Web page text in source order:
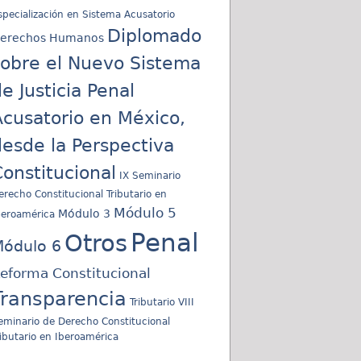
en Sistema Acusatorio
Humanos Diplomado
el Nuevo Sistema
Justicia Penal
en México,
la Perspectiva
IX Seminario
Constitucional Tributario en
Módulo 3 Módulo 5
6 Otros Penal
Constitucional
Tributario VIII
de Derecho Constitucional
en Iberoamérica